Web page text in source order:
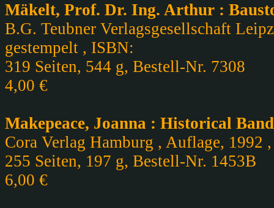
Mäkelt, Prof. Dr. Ing. Arthur :
B.G. Teubner Verlagsgesellschaft
gestempelt , ISBN:
319 Seiten, 544 g, Bestell-Nr. 7308
4,00 €
Makepeace, Joanna : Historical
Cora Verlag Hamburg , Auflage, 1992
255 Seiten, 197 g, Bestell-Nr. 1453B
6,00 €